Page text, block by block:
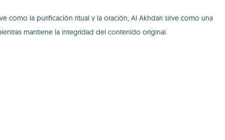
como la purificación ritual y la oración, Al Akhdari sirve como una
mantiene la integridad del contenido original.